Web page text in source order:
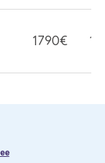
1790€ 12